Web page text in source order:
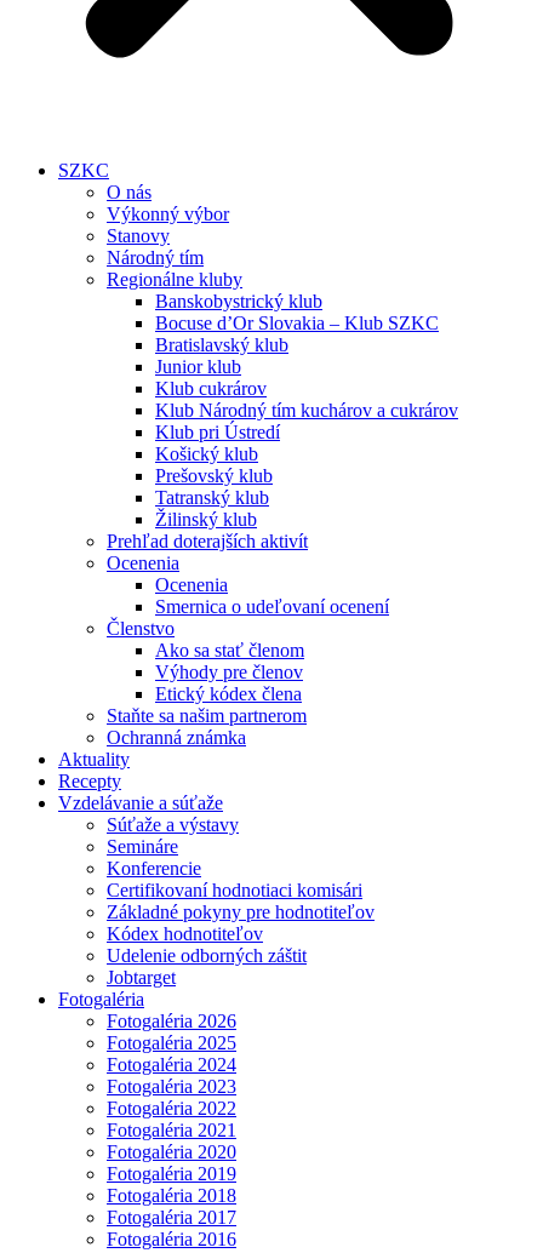
SZKC
O nás
Výkonný výbor
Stanovy
Národný tím
Regionálne kluby
Banskobystrický klub
Bocuse d’Or Slovakia – Klub SZKC
Bratislavský klub
Junior klub
Klub cukrárov
Klub Národný tím kuchárov a cukrárov
Klub pri Ústredí
Košický klub
Prešovský klub
Tatranský klub
Žilinský klub
Prehľad doterajších aktivít
Ocenenia
Ocenenia
Smernica o udeľovaní ocenení
Členstvo
Ako sa stať členom
Výhody pre členov
Etický kódex člena
Staňte sa našim partnerom
Ochranná známka
Aktuality
Recepty
Vzdelávanie a súťaže
Súťaže a výstavy
Semináre
Konferencie
Certifikovaní hodnotiaci komisári
Základné pokyny pre hodnotiteľov
Kódex hodnotiteľov
Udelenie odborných záštit
Jobtarget
Fotogaléria
Fotogaléria 2026
Fotogaléria 2025
Fotogaléria 2024
Fotogaléria 2023
Fotogaléria 2022
Fotogaléria 2021
Fotogaléria 2020
Fotogaléria 2019
Fotogaléria 2018
Fotogaléria 2017
Fotogaléria 2016